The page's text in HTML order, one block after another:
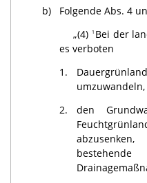
b)
Folgende Abs. 4
„(4)
1 Bei der
es verboten
1.
umzuwandeln,
2.
den